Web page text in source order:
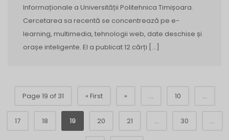
Informaționale a Universității Politehnica Timișoara.
Cercetarea sa recentă se concentrează pe e-
learning, multimedia, tehnologii web, date deschise și
orașe inteligente. El a publicat 12 cărți […]
Page 19 of 31 « First « ... 10 ...
17 18 19 20 21 ... 30 ...